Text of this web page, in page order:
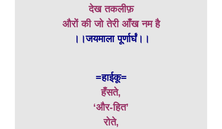
देख तकलीफ़
औरों की जो तेरी आँख नम है
।।जयमाला पूर्णार्घं।।
=हाईकू=
हँसते,
‘और-हित’
रोते,